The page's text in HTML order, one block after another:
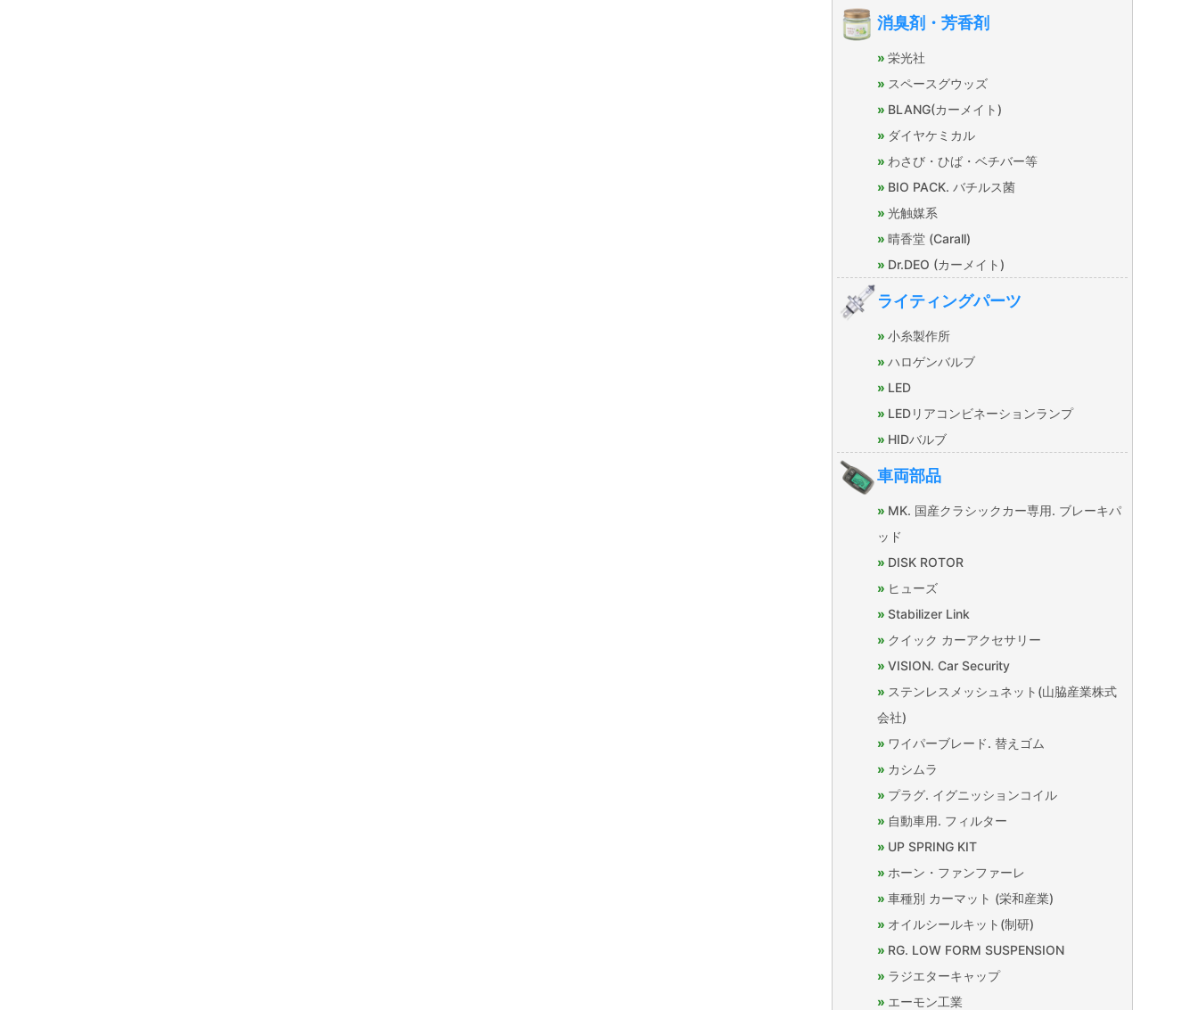
消臭剤・芳香剤
栄光社
スペースグウッズ
BLANG(カーメイト)
ダイヤケミカル
わさび・ひば・ベチバー等
BIO PACK. バチルス菌
光触媒系
晴香堂 (Carall)
Dr.DEO (カーメイト)
ライティングパーツ
小糸製作所
ハロゲンバルブ
LED
LEDリアコンビネーションランプ
HIDバルブ
車両部品
MK. 国産クラシックカー専用. ブレーキパ
ッド
DISK ROTOR
ヒューズ
Stabilizer Link
クイック カーアクセサリー
VISION. Car Security
ステンレスメッシュネット(山脇産業株式
会社)
ワイパーブレード. 替えゴム
カシムラ
プラグ. イグニッションコイル
自動車用. フィルター
UP SPRING KIT
ホーン・ファンファーレ
車種別 カーマット (栄和産業)
オイルシールキット(制研)
RG. LOW FORM SUSPENSION
ラジエターキャップ
エーモン工業